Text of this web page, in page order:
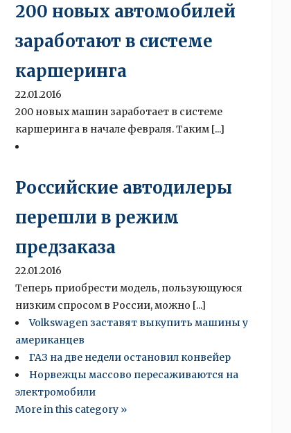
200 новых автомобилей
заработают в системе
каршеринга
22.01.2016
200 новых машин заработает в системе
каршеринга в начале февраля. Таким [...]
Российские автодилеры
перешли в режим
предзаказа
22.01.2016
Теперь приобрести модель, пользующуюся
низким спросом в России, можно [...]
Volkswagen заставят выкупить машины у
американцев
ГАЗ на две недели остановил конвейер
Норвежцы массово пересаживаются на
электромобили
More in this category »